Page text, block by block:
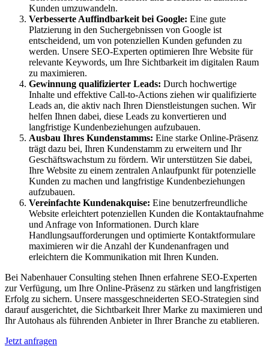
Kunden umzuwandeln.
Verbesserte Auffindbarkeit bei Google: Eine gute
Platzierung in den Suchergebnissen von Google ist
entscheidend, um von potenziellen Kunden gefunden zu
werden. Unsere SEO-Experten optimieren Ihre Website für
relevante Keywords, um Ihre Sichtbarkeit im digitalen Raum
zu maximieren.
Gewinnung qualifizierter Leads: Durch hochwertige
Inhalte und effektive Call-to-Actions ziehen wir qualifizierte
Leads an, die aktiv nach Ihren Dienstleistungen suchen. Wir
helfen Ihnen dabei, diese Leads zu konvertieren und
langfristige Kundenbeziehungen aufzubauen.
Ausbau Ihres Kundenstamms: Eine starke Online-Präsenz
trägt dazu bei, Ihren Kundenstamm zu erweitern und Ihr
Geschäftswachstum zu fördern. Wir unterstützen Sie dabei,
Ihre Website zu einem zentralen Anlaufpunkt für potenzielle
Kunden zu machen und langfristige Kundenbeziehungen
aufzubauen.
Vereinfachte Kundenakquise: Eine benutzerfreundliche
Website erleichtert potenziellen Kunden die Kontaktaufnahme
und Anfrage von Informationen. Durch klare
Handlungsaufforderungen und optimierte Kontaktformulare
maximieren wir die Anzahl der Kundenanfragen und
erleichtern die Kommunikation mit Ihren Kunden.
Bei Nabenhauer Consulting stehen Ihnen erfahrene SEO-Experten
zur Verfügung, um Ihre Online-Präsenz zu stärken und langfristigen
Erfolg zu sichern. Unsere massgeschneiderten SEO-Strategien sind
darauf ausgerichtet, die Sichtbarkeit Ihrer Marke zu maximieren und
Ihr Autohaus als führenden Anbieter in Ihrer Branche zu etablieren.
Jetzt anfragen